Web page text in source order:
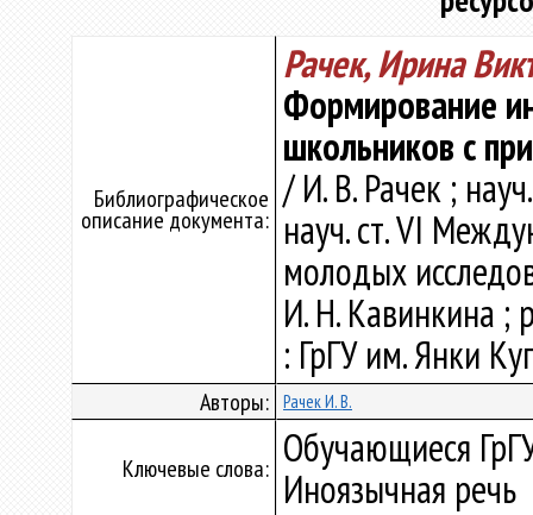
Библиографическое
описание документа:
Рачек, Ирина
Формирование
школьников с
/ И. В. Рачек ;
науч. ст. VI
молодых
И. Н. Кавинкина ;
: ГрГУ им. Янки
Авторы: Рачек И. В.
Ключевые слова: Обучающиеся
Иноязычная речь